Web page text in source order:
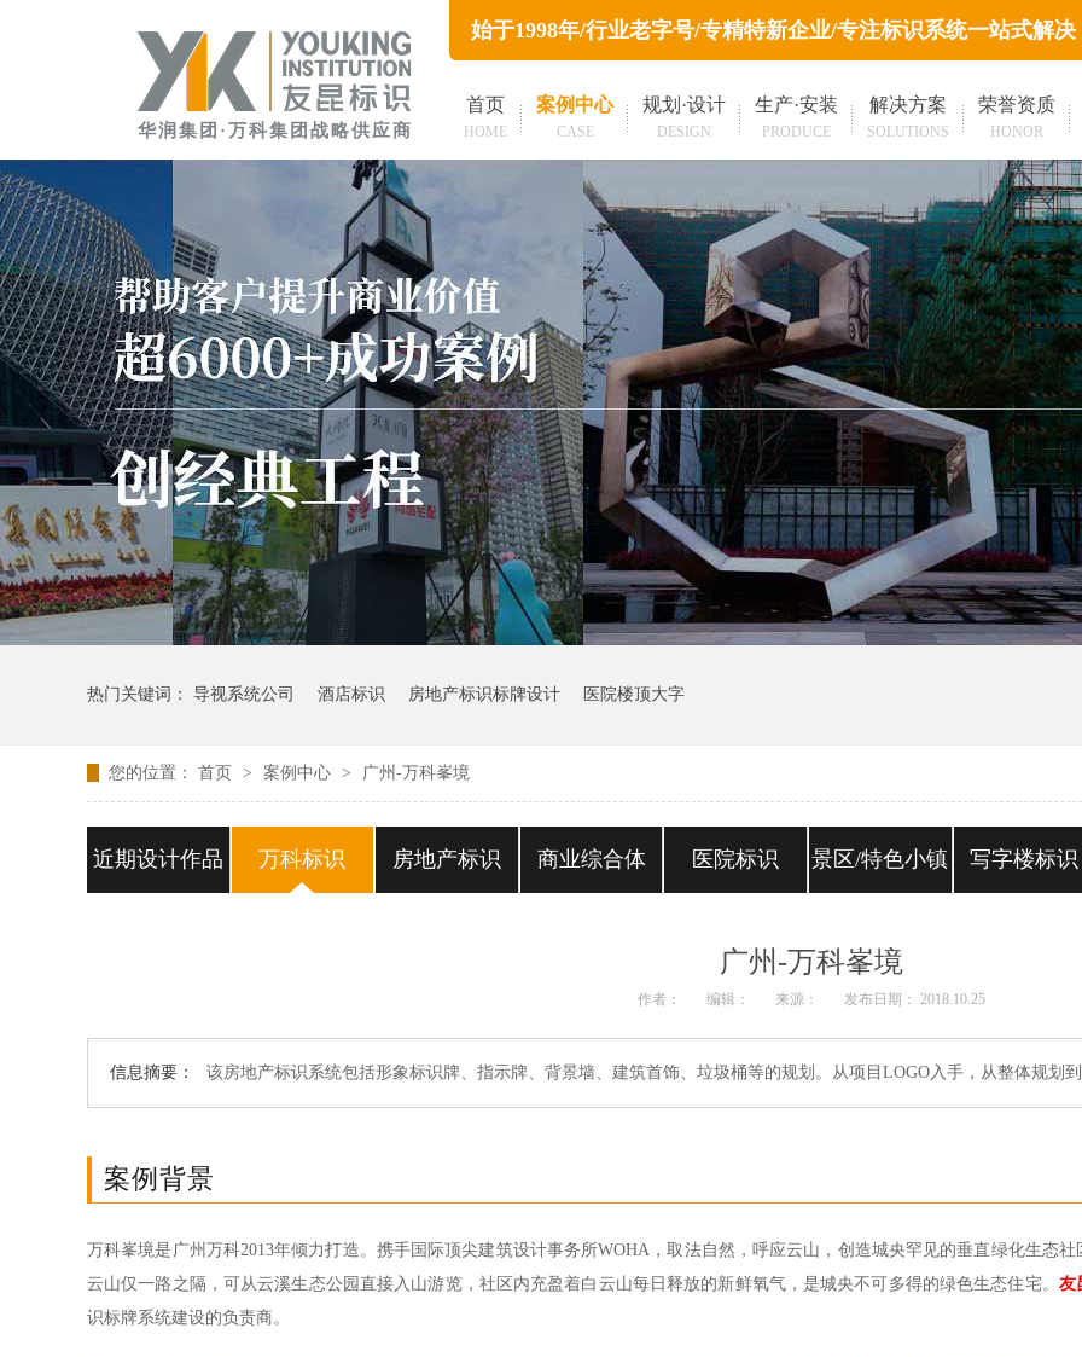
华润集团·万科集团战略供应商
始于1998年/行业老字号/专精特新企业/专注标识系统一站式解决
首页
HOME
案例中心
CASE
规划·设计
DESIGN
生产·安装
PRODUCE
解决方案
SOLUTIONS
荣誉资质
HONOR
热门关键词： 导视系统公司 酒店标识 房地产标识标牌设计 医院楼顶大字
您的位置： 首页 > 案例中心 > 广州-万科峯境
近期设计作品 万科标识 房地产标识 商业综合体 医院标识 景区/特色小镇 写字楼标识
广州-万科峯境
作者： 编辑： 来源： 发布日期： 2018.10.25
信息摘要： 该房地产标识系统包括形象标识牌、指示牌、背景墙、建筑首饰、垃圾桶等的规划。从项目LOGO入手，从整体规划
案例背景
万科峯境是广州万科2013年倾力打造。携手国际顶尖建筑设计事务所WOHA，取法自然，呼应云山，创造城央罕见的垂直绿化生态
云山仅一路之隔，可从云溪生态公园直接入山游览，社区内充盈着白云山每日释放的新鲜氧气，是城央不可多得的绿色生态住宅。 友
识标牌系统建设的负责商。